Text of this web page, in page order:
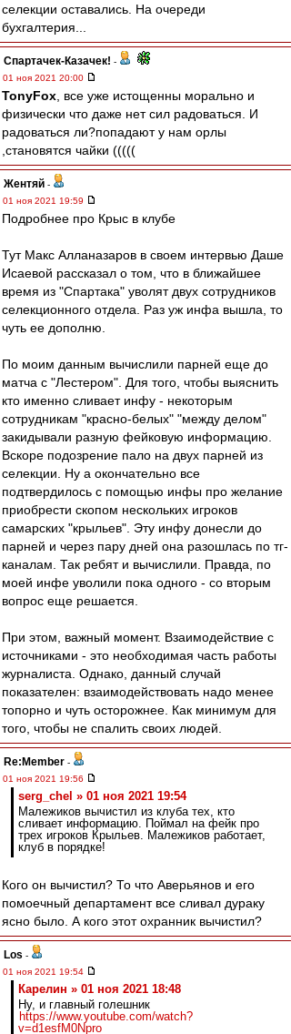
селекции оставались. На очереди
бухгалтерия...
Спартачек-Казачек! -
01 ноя 2021 20:00
TonyFox , все уже истощенны морально и
физически что даже нет сил радоваться. И
радоваться ли?попадают у нам орлы
,становятся чайки (((((
Жентяй -
01 ноя 2021 19:59
Подробнее про Крыс в клубе
Тут Макс Алланазаров в своем интервью Даше
Исаевой рассказал о том, что в ближайшее
время из "Спартака" уволят двух сотрудников
селекционного отдела. Раз уж инфа вышла, то
чуть ее дополню.
По моим данным вычислили парней еще до
матча с "Лестером". Для того, чтобы выяснить
кто именно сливает инфу - некоторым
сотрудникам "красно-белых" "между делом"
закидывали разную фейковую информацию.
Вскоре подозрение пало на двух парней из
селекции. Ну а окончательно все
подтвердилось с помощью инфы про желание
приобрести скопом нескольких игроков
самарских "крыльев". Эту инфу донесли до
парней и через пару дней она разошлась по тг-
каналам. Так ребят и вычислили. Правда, по
моей инфе уволили пока одного - со вторым
вопрос еще решается.
При этом, важный момент. Взаимодействие с
источниками - это необходимая часть работы
журналиста. Однако, данный случай
показателен: взаимодействовать надо менее
топорно и чуть осторожнее. Как минимум для
того, чтобы не спалить своих людей.
Re:Member -
01 ноя 2021 19:56
serg_chel » 01 ноя 2021 19:54
Малежиков вычистил из клуба тех, кто
сливает информацию. Поймал на фейк про
трех игроков Крыльев. Малежиков работает,
клуб в порядке!
Кого он вычистил? То что Аверьянов и его
помоечный департамент все сливал дураку
ясно было. А кого этот охранник вычистил?
Los -
01 ноя 2021 19:54
Карелин » 01 ноя 2021 18:48
Ну, и главный голешник
https://www.youtube.com/watch?
v=d1esfM0Npro